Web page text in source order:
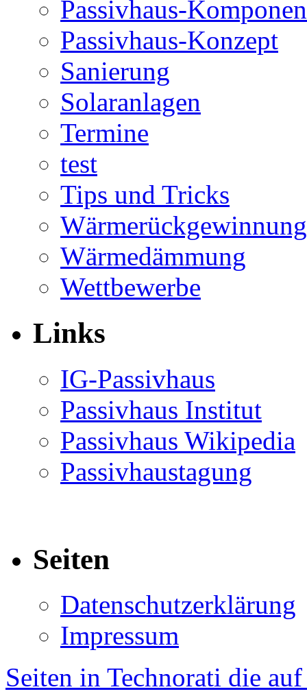
Passivhaus-
Passivhaus-Konzept
Sanierung
Solaranlagen
Termine
test
Tips und Tricks
Wärmerückgewinnung
Wärmedämmung
Wettbewerbe
Links
IG-Passivhaus
Passivhaus Institut
Passivhaus Wikipedia
Passivhaustagung
Seiten
Datenschutzerklärung
Impressum
Seiten in Technorati die